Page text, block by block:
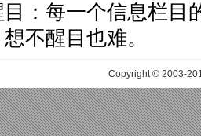
：每一个信息栏目
不醒目也难。
Copyright © 2003-